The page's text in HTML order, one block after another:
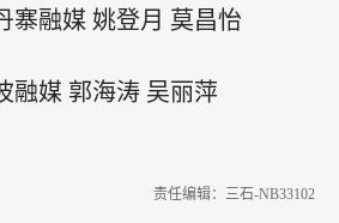
寨融媒 姚登月 莫昌怡
融媒 郭海涛 吴丽萍
责任编辑：三石-NB33102